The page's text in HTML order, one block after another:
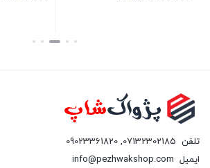
بستن
تلفن 07132302185
,
09023361820
ایمیل info@pezhwakshop.com